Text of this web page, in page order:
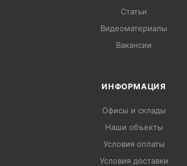
Статьи
Видеоматериалы
Вакансии
ИНФОРМАЦИЯ
Офисы и склады
Наши объекты
Условия оплаты
Условия доставки